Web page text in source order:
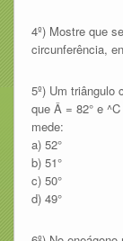
4º) Mostre que
circunferência,
5º) Um triângulo
que Â = 82° e
mede:
a) 52°
b) 51°
c) 50°
d) 49°